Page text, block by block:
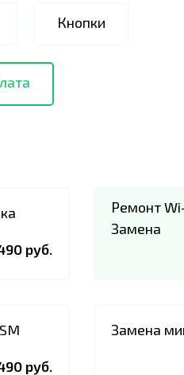
Кнопки
руб.
Ремонт
Замена
руб.
Замена